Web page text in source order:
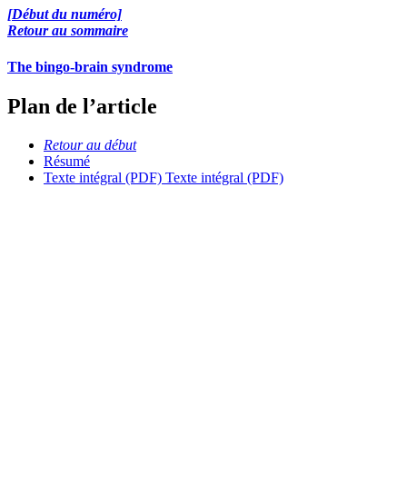
[Début du numéro]
Retour au sommaire
The bingo-brain syndrome
Plan de l’article
Retour au début
Résumé
Texte intégral (PDF) Texte intégral (PDF)